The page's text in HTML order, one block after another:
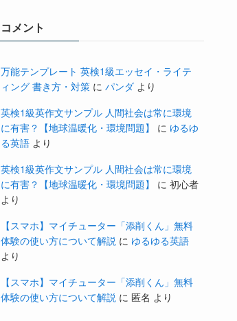
コメント
万能テンプレート 英検1級エッセイ・ライテ
ィング 書き方・対策 に パンダ より
英検1級英作文サンプル 人間社会は常に環境
に有害？【地球温暖化・環境問題】
に ゆるゆ
る英語 より
英検1級英作文サンプル 人間社会は常に環境
に有害？【地球温暖化・環境問題】
に 初心者
より
【スマホ】マイチューター「添削くん」無料
体験の使い方について解説 に ゆるゆる英語
より
【スマホ】マイチューター「添削くん」無料
体験の使い方について解説 に 匿名 より